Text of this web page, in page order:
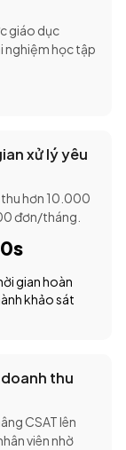
giáo dục
nghiệm học tập
xử lý yêu
thu hơn 10.000
đơn/tháng.
gian hoàn
khảo sát
thu
CSAT lên
viên nhờ